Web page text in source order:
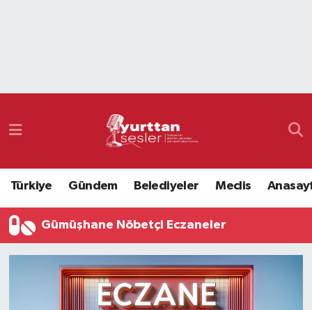
Türkiye Gündem Belediyeler Meclis
Gümüşhane Nöbetçi Eczaneler
Namaz Vakitleri
Süper Lig Puan Durumu ve Fikstür
Tüm Manşetler
Son Dakika Haberleri
Haber Arşivi